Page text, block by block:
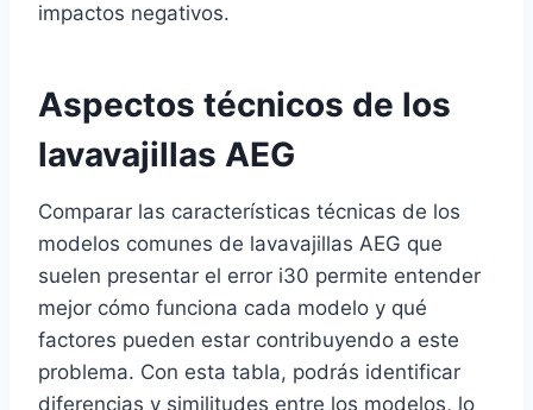
impactos negativos.
Aspectos técnicos de los
lavavajillas AEG
Comparar las características técnicas de los
modelos comunes de lavavajillas AEG que
suelen presentar el error i30 permite entender
mejor cómo funciona cada modelo y qué
factores pueden estar contribuyendo a este
problema. Con esta tabla, podrás identificar
diferencias y similitudes entre los modelos, lo